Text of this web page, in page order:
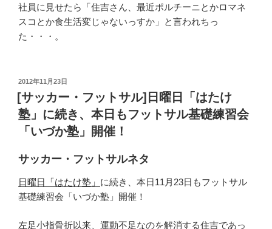
社員に見せたら「住吉さん、最近ポルチーニとかロマネ
スコとか食生活変じゃないっすか」と言われちっ
た・・・。
投
稿
日:
2012年11月23日
[サッカー・フットサル]日曜日「はたけ
塾」に続き、本日もフットサル基礎練習会
「いづか塾」開催！
サッカー・フットサルネタ
日曜日「はたけ塾」 に続き、本日11月23日もフットサル
基礎練習会「いづか塾」開催！
左足小指骨折以来、運動不足なのを解消する住吉であっ